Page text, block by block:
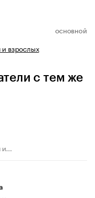
ОСНОВНОЙ
взрослых
с тем же